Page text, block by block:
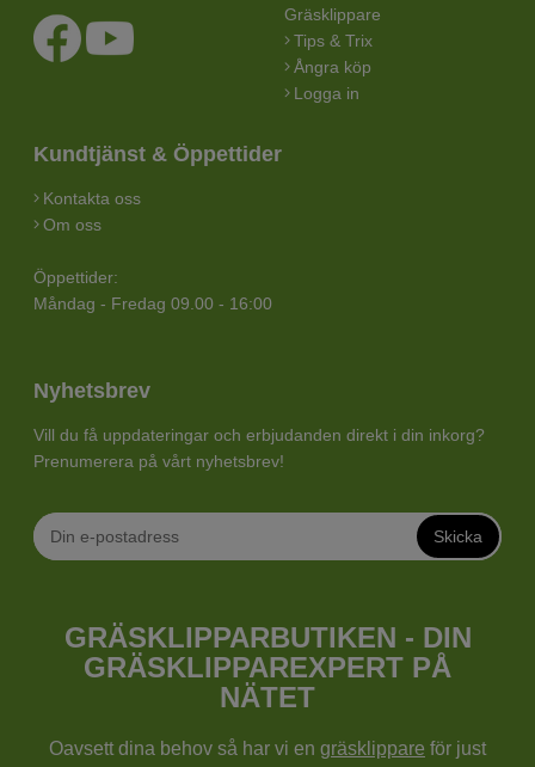
Gräsklippare
Tips & Trix
Ångra köp
Logga in
Kundtjänst & Öppettider
Kontakta oss
Om oss
Öppettider:
Måndag - Fredag 09.00 - 16:00
Nyhetsbrev
Vill du få uppdateringar och erbjudanden direkt i din inkorg?
Prenumerera på vårt nyhetsbrev!
Skicka
GRÄSKLIPPARBUTIKEN - DIN
GRÄSKLIPPAREXPERT PÅ
NÄTET
Oavsett dina behov så har vi en gräsklippare för just